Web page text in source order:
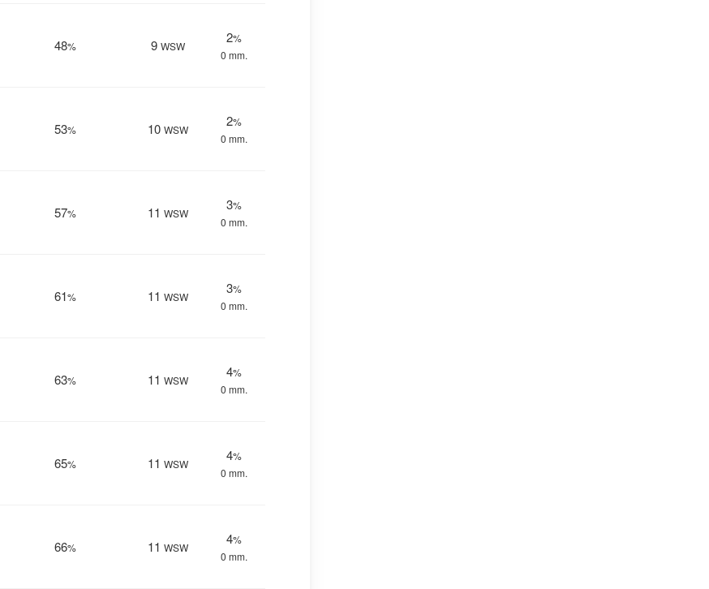
48% 9 WSW
2%
0 mm.
53% 10 WSW
2%
0 mm.
57% 11 WSW
3%
0 mm.
61% 11 WSW
3%
0 mm.
63% 11 WSW
4%
0 mm.
65% 11 WSW
4%
0 mm.
66% 11 WSW
4%
0 mm.